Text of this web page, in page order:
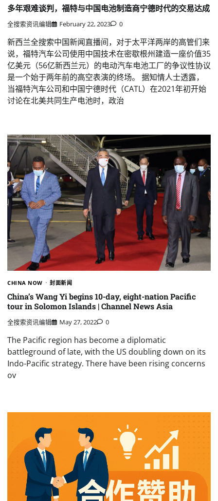
多年艰难谈判，福特与中国电池制造商宁德时代的交易达成
全搜索资讯编辑 February 22, 2023 0
新西兰全搜索中国新闻直播间，对于太平洋两岸的高管们来
说，福特汽车公司使用中国技术在密歇根州建造一座价值35
亿美元（56亿新西兰元）的电动汽车电池工厂的争议性协议
是一个始于两年前的高空表演的终场。 据知情人士透露，
当福特汽车公司和中国宁德时代（CATL）在2021年初开始
讨论在北美共同生产电池时，政治
CHINA NOW 封面新闻
China’s Wang Yi begins 10-day, eight-nation Pacific
tour in Solomon Islands | Channel News Asia
全搜索资讯编辑 May 27, 2022 0
The Pacific region has become a diplomatic
battleground of late, with the US doubling down on its
Indo-Pacific strategy. There have been rising concerns
ov